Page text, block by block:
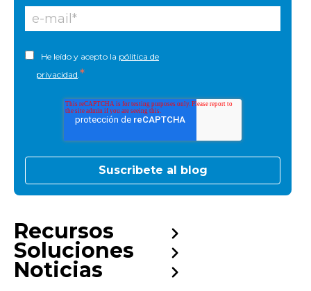
He leído y acepto la pólitica de
privacidad *
Recursos
Soluciones
Noticias